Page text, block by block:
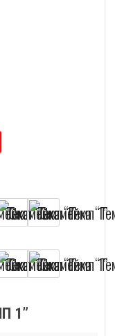
1”